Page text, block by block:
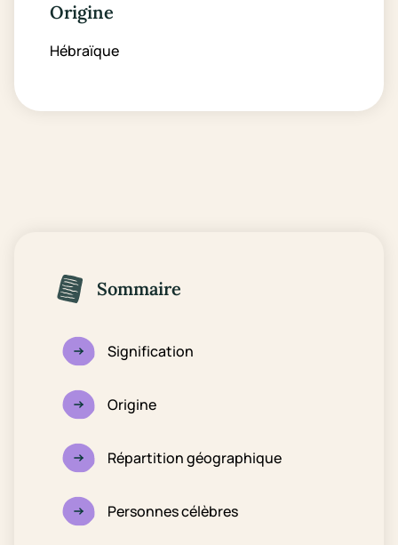
Origine
Hébraïque
Sommaire
Signification
Origine
Répartition géographique
Personnes célèbres